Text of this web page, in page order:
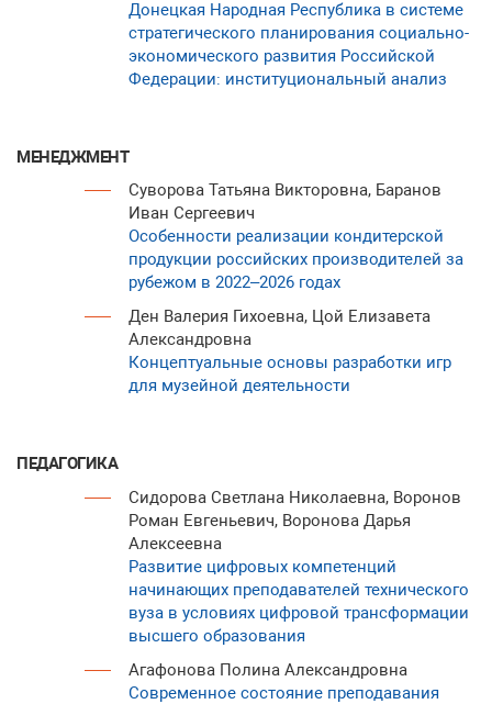
Донецкая Народная Республика в системе
стратегического планирования социально-
экономического развития Российской
Федерации: институциональный анализ
МЕНЕДЖМЕНТ
Суворова Татьяна Викторовна, Баранов
Иван Сергеевич
Особенности реализации кондитерской
продукции российских производителей за
рубежом в 2022–2026 годах
Ден Валерия Гихоевна, Цой Елизавета
Александровна
Концептуальные основы разработки игр
для музейной деятельности
ПЕДАГОГИКА
Сидорова Светлана Николаевна, Воронов
Роман Евгеньевич, Воронова Дарья
Алексеевна
Развитие цифровых компетенций
начинающих преподавателей технического
вуза в условиях цифровой трансформации
высшего образования
Агафонова Полина Александровна
Современное состояние преподавания